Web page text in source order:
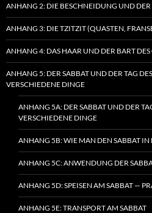
ANHANG 2: DIE BESCHNEIDUNG UND DER
ANHANG 3: DIE TZITZIT (QUASTEN,
ANHANG 4: DAS HAAR UND DER BART DES
ANHANG 5: DER SABBAT UND DER TAG
VERSCHIEDENE DINGE
ANHANG 5A: DER SABBAT UND DER
VERSCHIEDENE DINGE
ANHANG 5B: WIE MAN DEN SABBAT IN
ANHANG 5C: ANWENDUNG DER
ANHANG 5D: SPEISEN AM SABBAT —
ANHANG 5E: TRANSPORT AM SABBAT